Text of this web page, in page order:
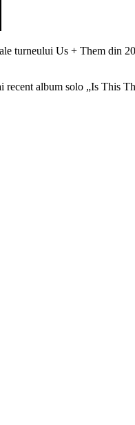
turneului Us + Them din
recent album solo „Is This